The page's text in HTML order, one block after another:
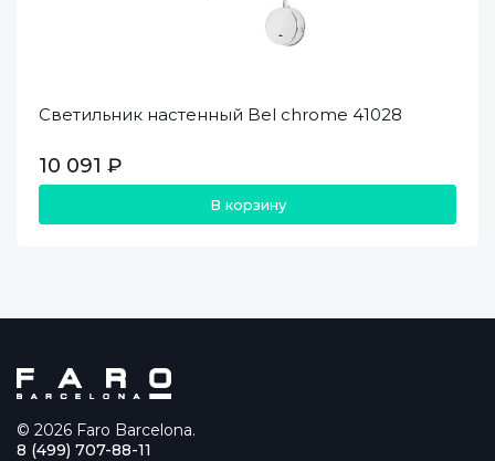
Светильник настенный Bel chrome 41028
10 091 ₽
В корзину
© 2026 Faro Barcelona.
8 (499) 707-88-11